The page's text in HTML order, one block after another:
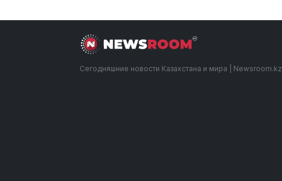
Сегодняшние новости Казахстана и мира | Newsroom.kz